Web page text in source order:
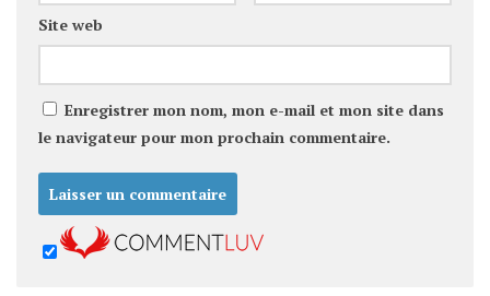
Site web
Enregistrer mon nom, mon e-mail et mon site dans
le navigateur pour mon prochain commentaire.